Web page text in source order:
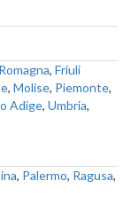
, Friuli
, Molise, Piemonte,
Adige, Umbria,
, Palermo, Ragusa,